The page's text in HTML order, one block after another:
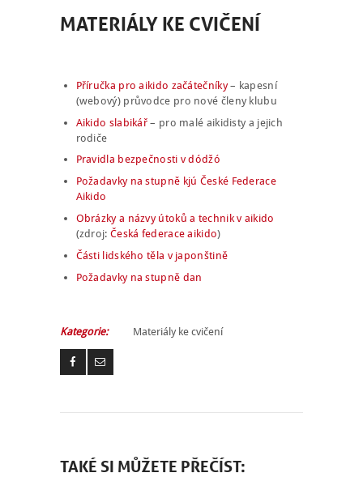
MATERIÁLY KE CVIČENÍ
Příručka pro aikido začátečníky– kapesní
(webový) průvodce pro nové členy klubu
Aikido slabikář – pro malé aikidisty a jejich
rodiče
Pravidla bezpečnosti v dódžó
Požadavky na stupně kjú České Federace
Aikido
Obrázky a názvy útoků a technik v aikido
(zdroj: Česká federace aikido)
Části lidského těla v japonštině
Požadavky na stupně dan
Kategorie: Materiály ke cvičení
TAKÉ SI MŮŽETE PŘEČÍST: